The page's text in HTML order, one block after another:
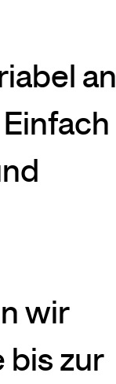
an
wir
bis zur